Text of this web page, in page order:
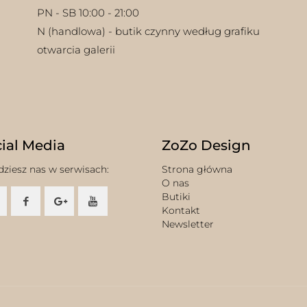
PN - SB 10:00 - 21:00
N (handlowa) - butik czynny według grafiku
otwarcia galerii
Media
nas w serwisach:
ZoZo Design
Strona główna
O nas
Butiki
Kontakt
Newsletter